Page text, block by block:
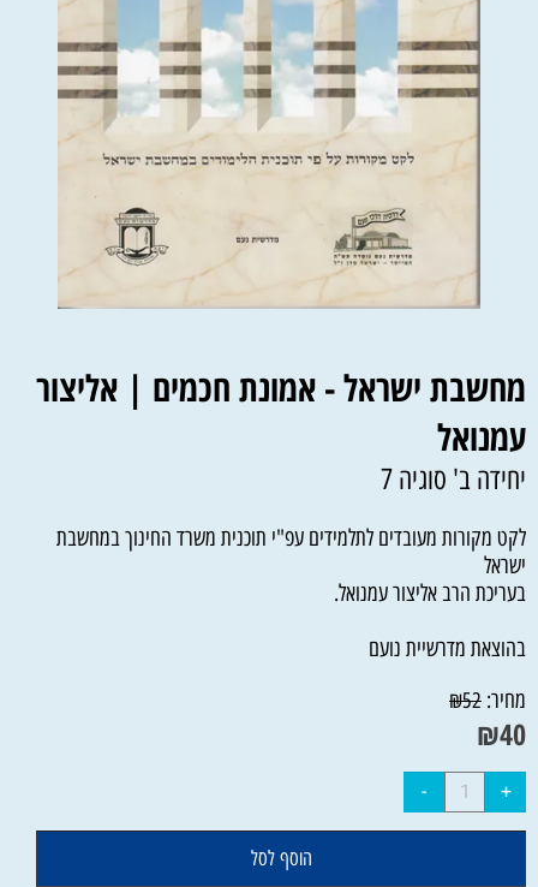
מחשבת ישראל - אמונת חכמים | אליצור
עמנואל
יחידה ב' סוגיה 7
לקט מקורות מעובדים לתלמידים עפ"י תוכנית משרד החינוך במחשבת
ישראל
בעריכת הרב אליצור עמנואל.
בהוצאת מדרשיית נועם
מחיר:
₪52
₪40
הוסף לסל